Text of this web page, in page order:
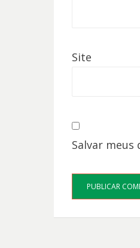
Site
Salvar meus